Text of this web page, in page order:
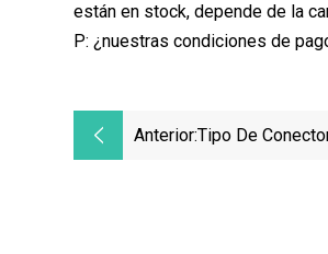
están en stock, depende de la
P: ¿nuestras condiciones de
Anterior:Tipo De